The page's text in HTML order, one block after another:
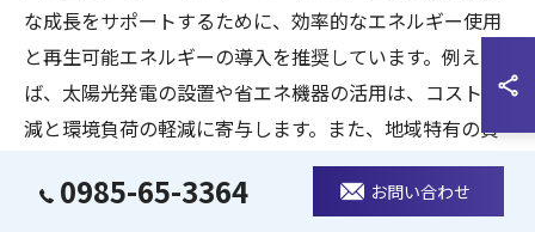
な成長をサポートするために、効率的なエネルギー使用
と再生可能エネルギーの導入を推奨しています。例え
ば、太陽光発電の設置や省エネ機器の活用は、コスト削
減と環境負荷の軽減に寄与します。また、地域特有の資
源を活かしたエネルギー戦略は、企業の独自性を高め、
市場での競争力を向上させます。エネルギーコンサルの
0985-65-3364 お問い合わせ